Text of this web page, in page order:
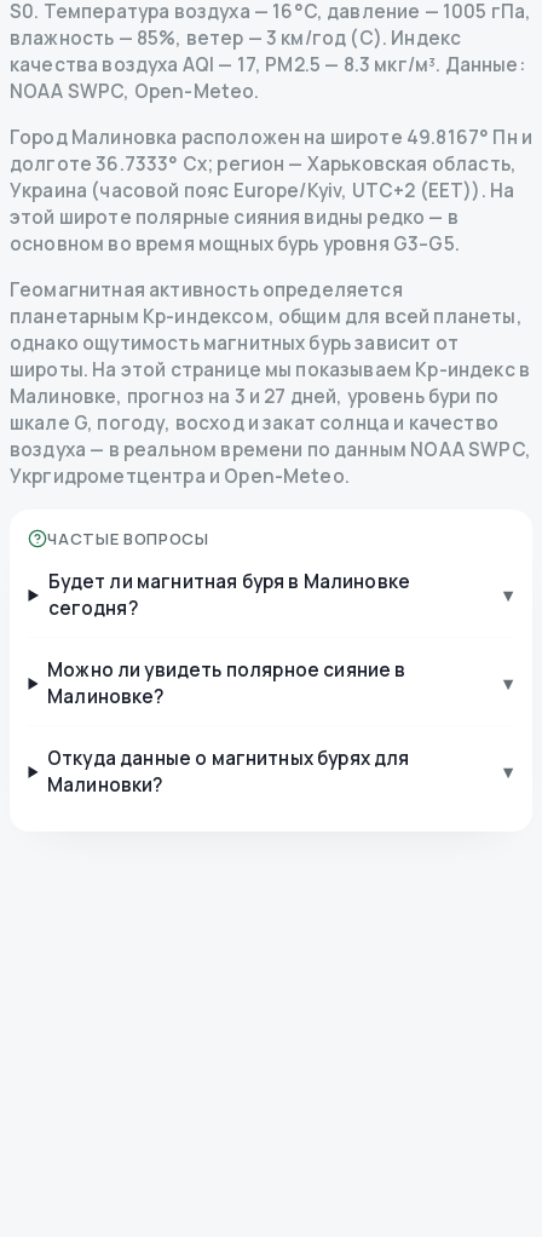
S0. Температура воздуха — 16°C, давление — 1005 гПа,
влажность — 85%, ветер — 3 км/год (С). Индекс
качества воздуха AQI — 17, PM2.5 — 8.3 мкг/м³. Данные:
NOAA SWPC, Open-Meteo.
Город Малиновка расположен на широте 49.8167° Пн и
долготе 36.7333° Сх; регион — Харьковская область,
Украина (часовой пояс Europe/Kyiv, UTC+2 (EET)). На
этой широте полярные сияния видны редко — в
основном во время мощных бурь уровня G3–G5.
Геомагнитная активность определяется
планетарным Kp-индексом, общим для всей планеты,
однако ощутимость магнитных бурь зависит от
широты. На этой странице мы показываем Kp-индекс в
Малиновке, прогноз на 3 и 27 дней, уровень бури по
шкале G, погоду, восход и закат солнца и качество
воздуха — в реальном времени по данным NOAA SWPC,
Укргидрометцентра и Open-Meteo.
ЧАСТЫЕ ВОПРОСЫ
Будет ли магнитная буря в Малиновке
сегодня?
▾
Можно ли увидеть полярное сияние в
Малиновке?
▾
Откуда данные о магнитных бурях для
Малиновки?
▾